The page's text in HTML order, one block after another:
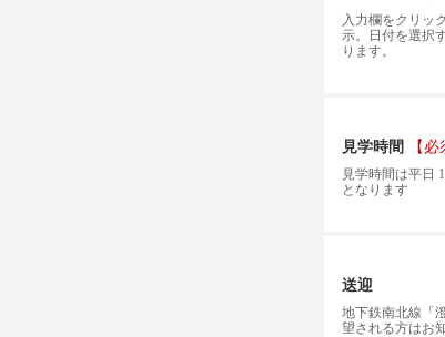
入力欄をクリッ
示。日付を選択
ります。
見学時間 【必
見学時間は平日
となります
送迎
地下鉄南北線「
望される方はお